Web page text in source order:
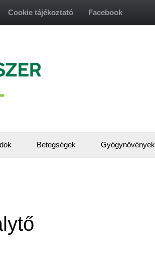
Cookie tájékoztató Facebook
Betegségek Gyógynövények